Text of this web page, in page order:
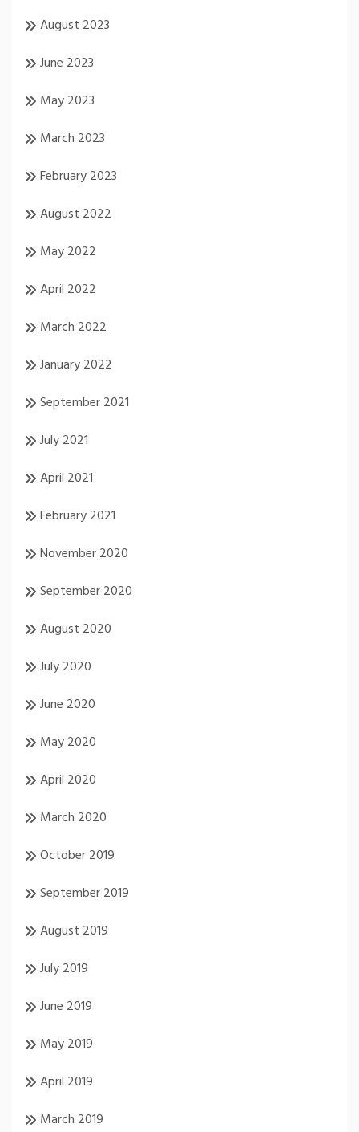
August 2023
June 2023
May 2023
March 2023
February 2023
August 2022
May 2022
April 2022
March 2022
January 2022
September 2021
July 2021
April 2021
February 2021
November 2020
September 2020
August 2020
July 2020
June 2020
May 2020
April 2020
March 2020
October 2019
September 2019
August 2019
July 2019
June 2019
May 2019
April 2019
March 2019